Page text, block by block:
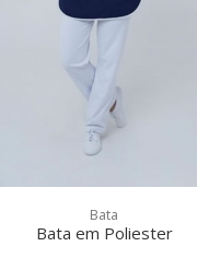
Bata
Bata em Poliester